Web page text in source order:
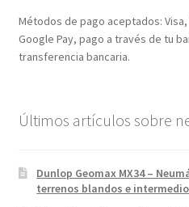
Métodos de pago aceptados:
Google Pay, pago a través de tu
transferencia bancaria.
Últimos artículos sobre
Dunlop Geomax MX34 –
terrenos blandos e